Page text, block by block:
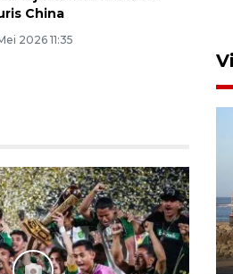
China
2026 11:35
KKP, dan Gubernur
ribuan bibit